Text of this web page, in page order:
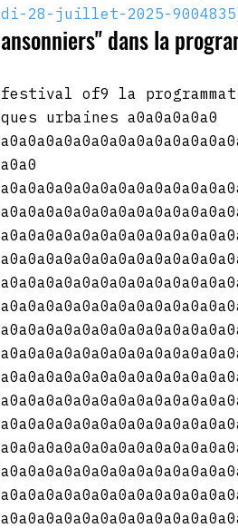
28-juillet-2025-9004835
dans la
festival of9 la
urbaines a0a0a0a0a0